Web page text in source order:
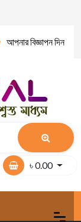
আপনার বিজ্ঞাপন দিন
৳0.00